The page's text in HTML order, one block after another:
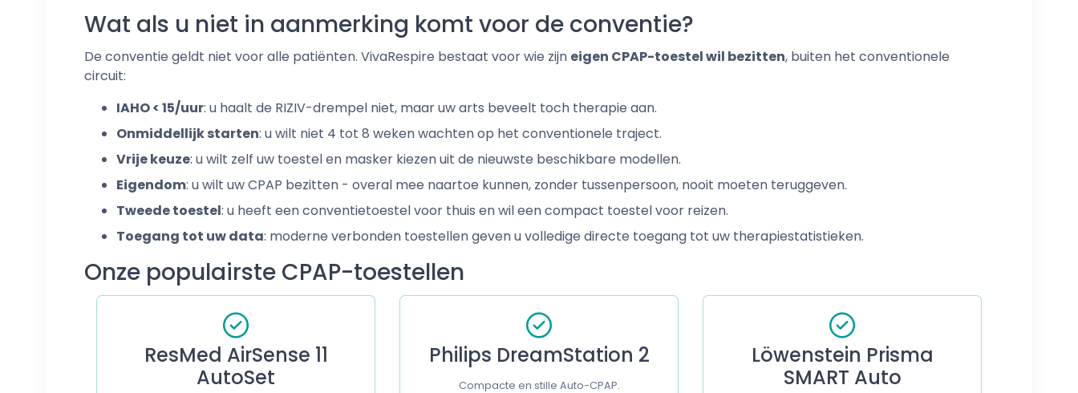
Wat als u niet in aanmerking komt voor de conventie?
De conventie geldt niet voor alle patiënten. VivaRespire bestaat voor wie zijn eigen CPAP-toestel wil bezitten, buiten het conventionele
circuit:
IAHO < 15/uur: u haalt de RIZIV-drempel niet, maar uw arts beveelt toch therapie aan.
Onmiddellijk starten: u wilt niet 4 tot 8 weken wachten op het conventionele traject.
Vrije keuze: u wilt zelf uw toestel en masker kiezen uit de nieuwste beschikbare modellen.
Eigendom: u wilt uw CPAP bezitten - overal mee naartoe kunnen, zonder tussenpersoon, nooit moeten teruggeven.
Tweede toestel: u heeft een conventietoestel voor thuis en wil een compact toestel voor reizen.
Toegang tot uw data: moderne verbonden toestellen geven u volledige directe toegang tot uw therapiestatistieken.
Onze populairste CPAP-toestellen
ResMed AirSense 11
AutoSet
Philips DreamStation 2
Compacte en stille Auto-CPAP.
Löwenstein Prisma
SMART Auto